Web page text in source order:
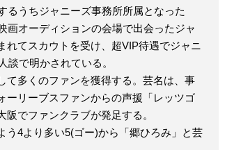
るうちジャニーズ事務所所属となった
オーディションの会場で出会ったジャ
れてスカウトを受け、超VIP待遇でジャニ
談で明かされている。
て多くのファンを獲得する。芸名は、事
ーリーブスファンからの声援「レッツゴ
でファンクラブが発足する。
う4より多い5(ゴー)から「郷ひろみ」と芸